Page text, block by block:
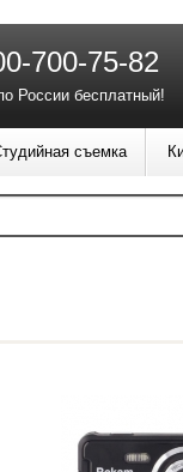
700-75-82
России бесплатный!
съемка